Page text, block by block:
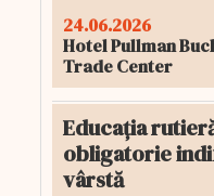
24.06.2026
Hotel Pullman
Trade Center
Educația
obligatorie
vârstă